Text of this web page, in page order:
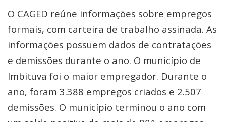
O CAGED reúne informações sobre empregos
formais, com carteira de trabalho assinada. As
informações possuem dados de contratações
e demissões durante o ano. O município de
Imbituva foi o maior empregador. Durante o
ano, foram 3.388 empregos criados e 2.507
demissões. O município terminou o ano com